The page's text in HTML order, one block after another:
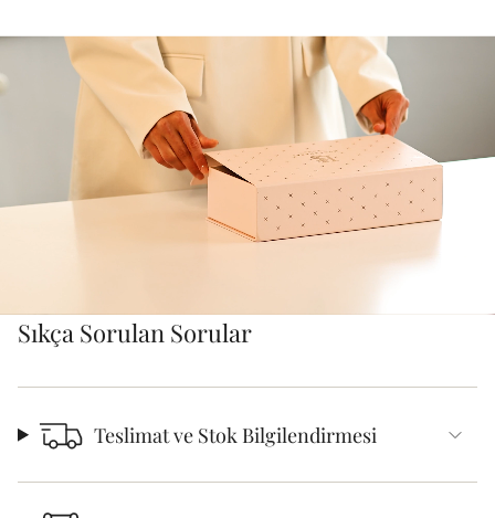
Sıkça Sorulan Sorular
Teslimat ve Stok Bilgilendirmesi